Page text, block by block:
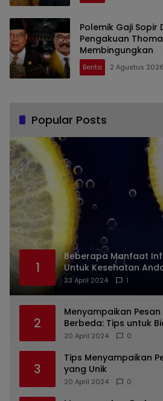
Polemik Gaji Sopir
Pengakuan
Membingungkan
Berita 2 Agustus 2026
Popular Posts
1
Beberapa Manfaat
Untuk Kesehatan
23 April 2024 1
2
Menyampaikan
Berbeda: Tips untuk
dan Unik
20 April 2024 0
3
Tips Menyampaikan
yang Unik
20 April 2024 0